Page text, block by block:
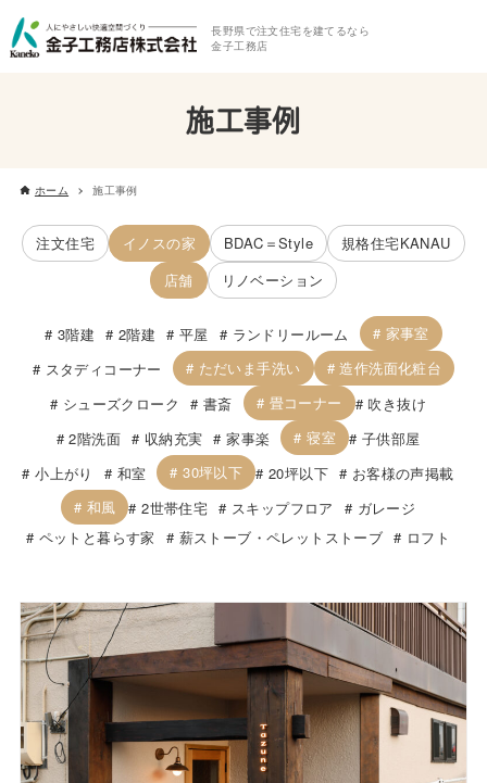
長野県で注文住宅を建てるなら
金子工務店
施工事例
ホーム 施工事例
注文住宅 イノスの家 BDAC＝Style
規格住宅KANAU
店舗
リノベーション
3階建 2階建 平屋 ランドリールーム
家事室
スタディコーナー
ただいま手洗い
造作洗面化粧台
シューズクローク
書斎 畳コーナー
吹き抜け
2階洗面
収納充実 家事楽 寝室
子供部屋
小上がり
和室 30坪以下 20坪以下
お客様の声掲載
和風
2世帯住宅 スキップフロア
ガレージ
ペットと暮らす家
薪ストーブ・ペレットストーブ ロフト